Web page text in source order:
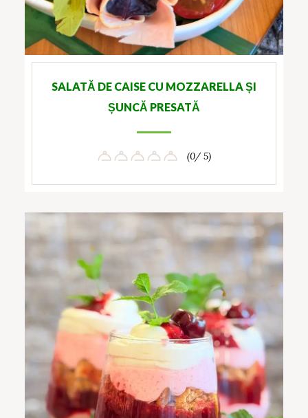
SALATĂ DE CAISE CU MOZZARELLA ȘI
ȘUNCĂ PRESATĂ
(0/ 5)